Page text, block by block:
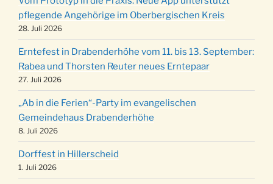
20.12.
Weihnachts-Konzert des Honterus Chors in
der Kirche um 17:00 Uhr
24.12.
Familiengottesdienst mit Krippenspiel im Ev.
Gemeindehaus um 15:00 Uhr
24.12. Familiengottesdienst in der FeG um 16 Uhr
24.12.
Weihnachtsgottesdienst in der Kirche um
15:00 Uhr
24.12.
Weihnachtsgottesdienst in der Kirche um
18:00 Uhr
24.12.
Christmette mit der ev. Jugend in der Kirche
um 23:00 Uhr
pflegende Angehörige im Oberbergischen Kreis
28. Juli 2026
Erntefest in Drabenderhöhe vom 11. bis 13. September:
Rabea und Thorsten Reuter neues Erntepaar
27. Juli 2026
„Ab in die Ferien“-Party im evangelischen
Gemeindehaus Drabenderhöhe
8. Juli 2026
Dorffest in Hillerscheid
1. Juli 2026